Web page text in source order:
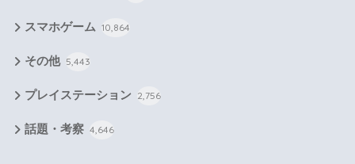
スマホゲーム 10,864
その他 5,443
プレイステーション 2,756
話題・考察 4,646